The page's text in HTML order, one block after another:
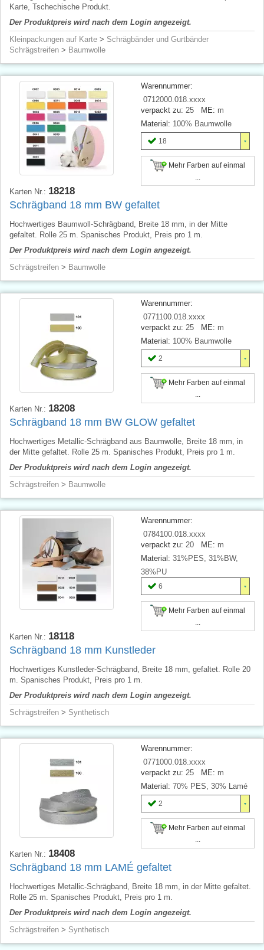
Karte, Tschechische Produkt.
Der Produktpreis wird nach dem Login angezeigt.
Kleinpackungen auf Karte > Schrägbänder und Gurtbänder
Schrägstreifen > Baumwolle
Warennummer:
0712000.018.xxxx
verpackt zu: 25 ME: m
Material: 100% Baumwolle
18
Mehr Farben auf einmal
Karten Nr.: 18218
Schrägband 18 mm BW gefaltet
Hochwertiges Baumwoll-Schrägband, Breite 18 mm, in der Mitte
gefaltet. Rolle 25 m. Spanisches Produkt, Preis pro 1 m.
Der Produktpreis wird nach dem Login angezeigt.
Schrägstreifen > Baumwolle
Warennummer:
0771100.018.xxxx
verpackt zu: 25 ME: m
Material: 100% Baumwolle
2
Mehr Farben auf einmal
Karten Nr.: 18208
Schrägband 18 mm BW GLOW gefaltet
Hochwertiges Metallic-Schrägband aus Baumwolle, Breite 18 mm, in
der Mitte gefaltet. Rolle 25 m. Spanisches Produkt, Preis pro 1 m.
Der Produktpreis wird nach dem Login angezeigt.
Schrägstreifen > Baumwolle
Warennummer:
0784100.018.xxxx
verpackt zu: 20 ME: m
Material: 31%PES, 31%BW,
38%PU
6
Mehr Farben auf einmal
Karten Nr.: 18118
Schrägband 18 mm Kunstleder
Hochwertiges Kunstleder-Schrägband, Breite 18 mm, gefaltet. Rolle 20
m. Spanisches Produkt, Preis pro 1 m.
Der Produktpreis wird nach dem Login angezeigt.
Schrägstreifen > Synthetisch
Warennummer:
0771000.018.xxxx
verpackt zu: 25 ME: m
Material: 70% PES, 30% Lamé
2
Mehr Farben auf einmal
Karten Nr.: 18408
Schrägband 18 mm LAMÉ gefaltet
Hochwertiges Metallic-Schrägband, Breite 18 mm, in der Mitte gefaltet.
Rolle 25 m. Spanisches Produkt, Preis pro 1 m.
Der Produktpreis wird nach dem Login angezeigt.
Schrägstreifen > Synthetisch